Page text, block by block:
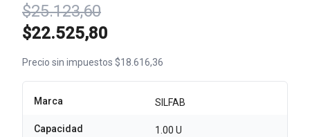
$25.123,60
$22.525,80
Precio sin impuestos $18.616,36
Marca SILFAB
Capacidad 1.00 U